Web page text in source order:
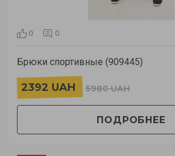
0 0
Брюки спортивные (909445)
2392 UAH 5980 UAH
ПОДРОБНЕЕ